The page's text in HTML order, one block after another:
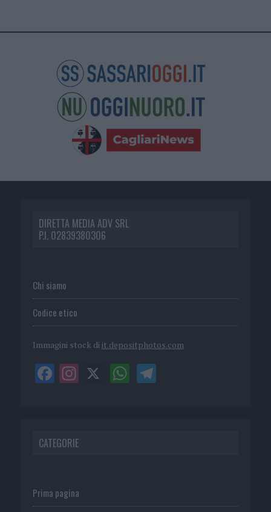
DIRETTA MEDIA ADV SRL
P.I. 02839380306
Chi siamo
Codice etico
Immagini stock di it.depositphotos.com
CATEGORIE
Prima pagina